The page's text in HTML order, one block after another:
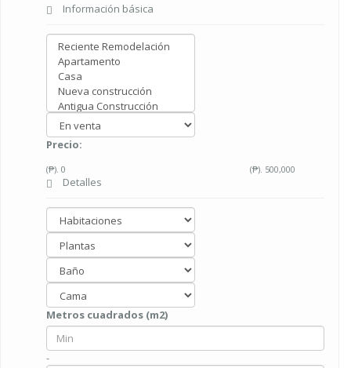
Información básica
Precio:
(₱). 0 (₱). 500,000
Detalles
Metros cuadrados (m2)
-